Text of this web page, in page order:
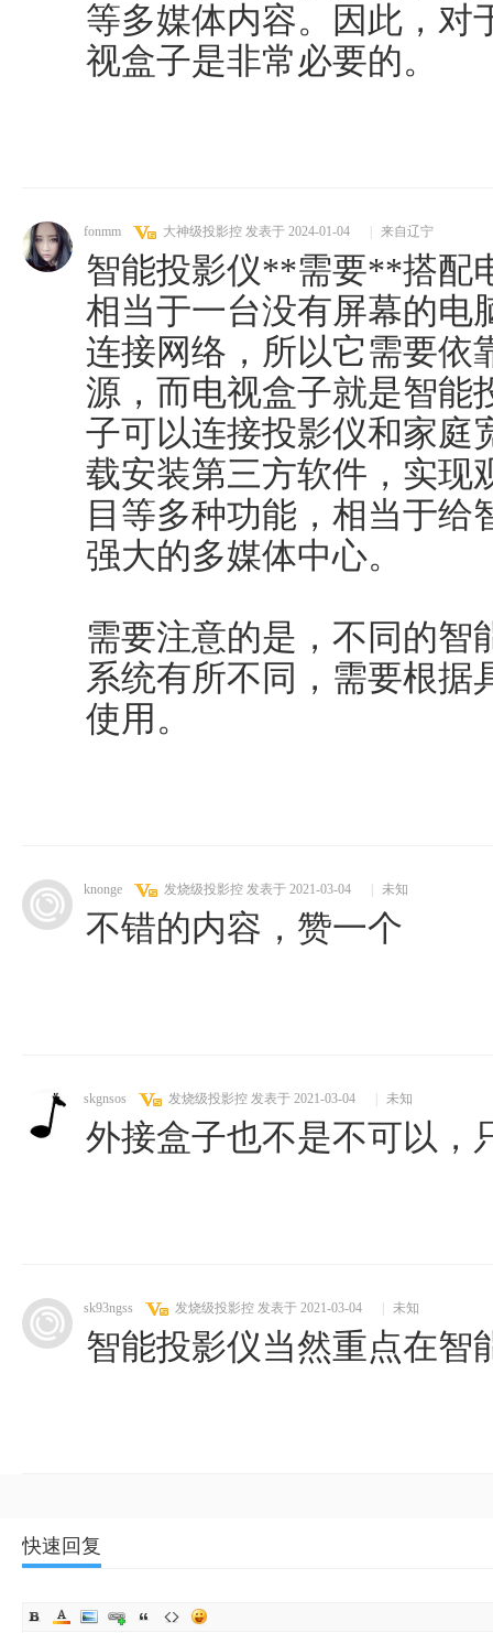
等多媒体内容。因此，对
视盒子是非常必要的。
fonmm 大神级投影控 发表于 2024-01-04 来自辽宁
智能投影仪**需要**搭配
相当于一台没有屏幕的电
连接网络，所以它需要依
源，而电视盒子就是智能
子可以连接投影仪和家庭
载安装第三方软件，实现
目等多种功能，相当于给
强大的多媒体中心。
需要注意的是，不同的智
系统有所不同，需要根据
使用。
knonge 发烧级投影控 发表于 2021-03-04 未知
不错的内容，赞一个
skgnsos 发烧级投影控 发表于 2021-03-04 未知
外接盒子也不是不可以，
sk93ngss 发烧级投影控 发表于 2021-03-04 未知
智能投影仪当然重点在智
快速回复